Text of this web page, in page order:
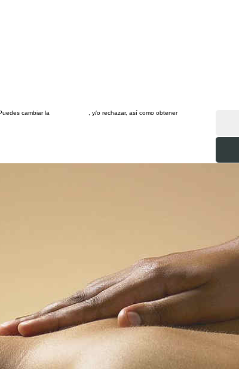
cambiar la
, y/o rechazar, así como obtener